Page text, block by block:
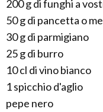
200 g di funghi a
50 g di pancetta o
30 g di parmigiano
25 g di burro
10 cl di vino bianco
1 spicchio d'aglio
pepe nero